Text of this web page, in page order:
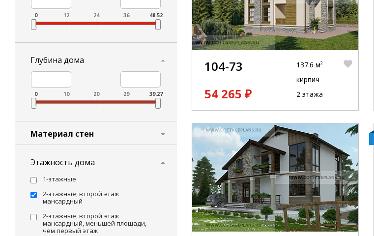
0 12 24 36 48.52
Глубина дома
0 10 20 29 39.27
Материал стен
Этажность дома
1-этажные
2-этажные, второй этаж
мансардный
2-этажные, второй этаж
мансардный, меньшей площади,
чем первый этаж
104-73
54 265 ₽
137.6 м²
кирпич
2 этажа